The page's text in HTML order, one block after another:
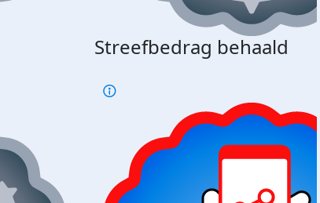
Streefbedrag behaald